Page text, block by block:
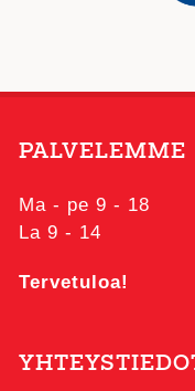
PALVELEMME
Ma - pe 9 - 18
La 9 - 14
Tervetuloa!